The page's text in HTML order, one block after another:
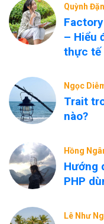
Quỳnh
– Hiểu
thực tế
Ngọc
Trait
nào?
Hồng
Hướng
PHP
Lê Như